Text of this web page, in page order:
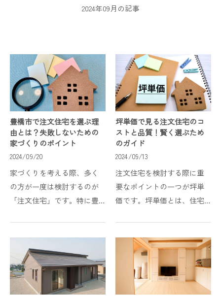
2024年09月の記事
豊橋市で注文住宅を選ぶ理
由とは？失敗しないための
家づくりのポイント
2024/09/20
家づくりを考える際、多く
の方が一度は検討するのが
「注文住宅」です。特に豊
イルに合った自由な設計が
可能な注文住宅に魅力を感
じる方が...
坪単価で見る注文住宅のコ
ストと品質！賢く選ぶため
のガイド
2024/09/13
注文住宅を検討する際に重
要なポイントの一つが坪単
価です。坪単価とは、住宅
ための基本的な指標となり
ます。しかし、坪単価だけ
で住宅の全体像を評価する
ことはで...